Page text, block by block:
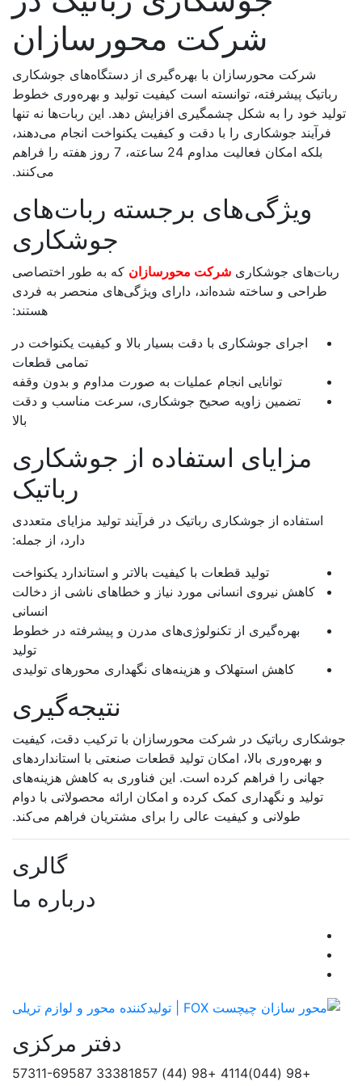
شرکت محورسازان
شرکت محورسازان با بهره‌گیری از دستگاه‌های جوشکاری
رباتیک پیشرفته، توانسته است کیفیت تولید و بهره‌وری خطوط
تولید خود را به شکل چشمگیری افزایش دهد. این ربات‌ها نه تنها
فرآیند جوشکاری را با دقت و کیفیت یکنواخت انجام می‌دهند،
بلکه امکان فعالیت مداوم 24 ساعته، 7 روز هفته را فراهم
می‌کنند.
ویژگی‌های برجسته ربات‌های
جوشکاری
ربات‌های جوشکاری شرکت محورسازان که به طور اختصاصی
طراحی و ساخته شده‌اند، دارای ویژگی‌های منحصر به فردی
هستند:
اجرای جوشکاری با دقت بسیار بالا و کیفیت یکنواخت در
تمامی قطعات
توانایی انجام عملیات به صورت مداوم و بدون وقفه
تضمین زاویه صحیح جوشکاری، سرعت مناسب و دقت
بالا
مزایای استفاده از جوشکاری
رباتیک
استفاده از جوشکاری رباتیک در فرآیند تولید مزایای متعددی
دارد، از جمله:
تولید قطعات با کیفیت بالاتر و استاندارد یکنواخت
کاهش نیروی انسانی مورد نیاز و خطاهای ناشی از دخالت
انسانی
بهره‌گیری از تکنولوژی‌های مدرن و پیشرفته در خطوط
تولید
کاهش استهلاک و هزینه‌های نگهداری محورهای تولیدی
نتیجه‌گیری
جوشکاری رباتیک در شرکت محورسازان با ترکیب دقت، کیفیت
و بهره‌وری بالا، امکان تولید قطعات صنعتی با استانداردهای
جهانی را فراهم کرده است. این فناوری به کاهش هزینه‌های
تولید و نگهداری کمک کرده و امکان ارائه محصولاتی با دوام
طولانی و کیفیت عالی را برای مشتریان فراهم می‌کند.
گالری
درباره ما
دفتر مرکزی
+98 (044)4114
+98 (44) 33381857
57311-69587